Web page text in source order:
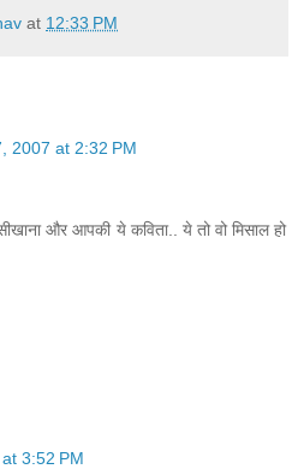
at 12:33 PM
2007 at 2:32 PM
और आपकी ये कविता.. ये तो वो मिसाल हो
3:52 PM